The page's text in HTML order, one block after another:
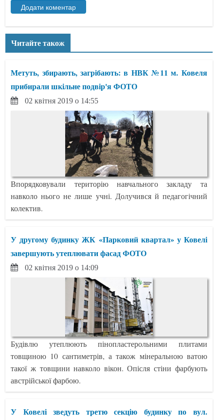
Читайте також
Метуть, збирають, загрібають: в НВК №11 м. Ковеля
прибирали шкільне подвір'я ФОТО
02 квітня 2019 о 14:55
Впорядковували територію навчального закладу та
навколо нього не лише учні. Долучився й педагогічний
колектив.
У другому будинку ЖК «Парковий квартал» у Ковелі
завершують утеплювати фасад ФОТО
02 квітня 2019 о 14:09
Будівлю утеплюють пінопластерольними плитами
товщиною 10 сантиметрів, а також мінеральною ватою
такої ж товщини навколо вікон. Опісля стіни фарбують
австрійської фарбою.
У Ковелі зведуть третю секцію будинку по вул.